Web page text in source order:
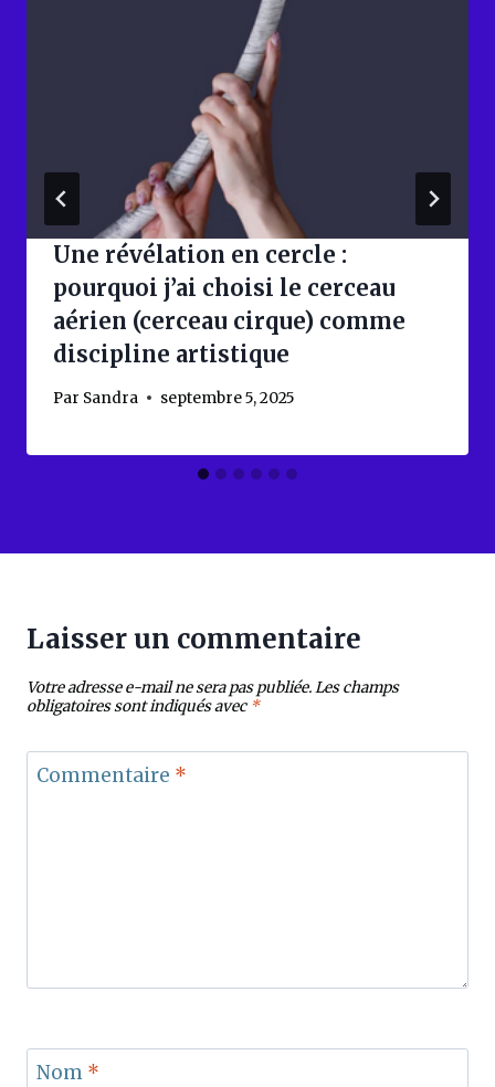
Une révélation en cercle :
pourquoi j’ai choisi le cerceau
aérien (cerceau cirque) comme
discipline artistique
Par Sandra septembre 5, 2025
Laisser un commentaire
Votre adresse e-mail ne sera pas publiée.Les champs
obligatoires sont indiqués avec *
Commentaire *
Nom *